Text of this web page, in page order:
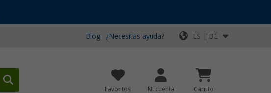
Blog ¿Necesitas ayuda? ES | DE
Favoritos Mi cuenta Carrito